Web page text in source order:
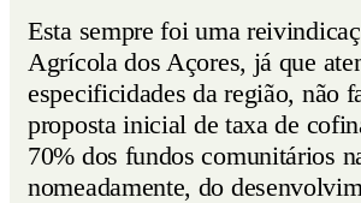
Esta sempre foi uma
Agrícola dos Açores, já que
especificidades da região, não
proposta inicial de taxa de
70% dos fundos comunitários
nomeadamente, do